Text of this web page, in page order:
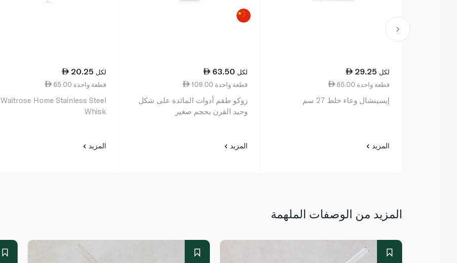
29.25 لكل
65.00 قطعة واحدة
إيسينشال وعاء خلط 27 سم
المزيد
63.50 لكل
109.00 قطعة واحدة
زوكو طقم أدوات المائدة على شكل
وحيد القرن بحجم صغير
المزيد
20.25 لكل
65.00 قطعة واحدة
Waitrose Home Stainless Steel
Whisk
المزيد
المزيد من الوصفات الملهمة